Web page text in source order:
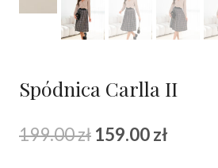
Spódnica Carlla II
199.00zł Pierwotna
159.00zł